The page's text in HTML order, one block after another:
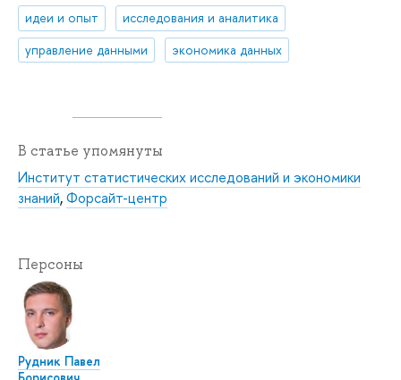
идеи и опыт
исследования и аналитика
управление данными
экономика данных
В статье упомянуты
Институт статистических исследований и экономики
знаний,Форсайт-центр
Персоны
Рудник Павел